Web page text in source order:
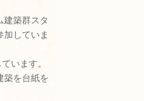
建築群スタ
加していま
います。
築を台紙を